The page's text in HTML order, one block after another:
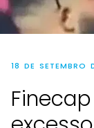
18 DE SETEMBRO